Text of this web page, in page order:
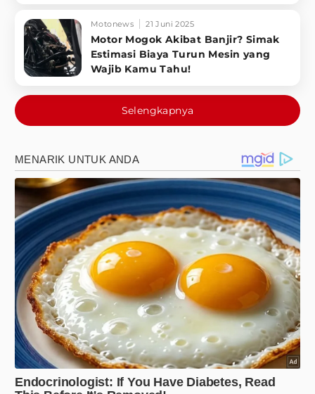
Motonews 21 Juni 2025
Motor Mogok Akibat Banjir? Simak
Estimasi Biaya Turun Mesin yang
Wajib Kamu Tahu!
Selengkapnya